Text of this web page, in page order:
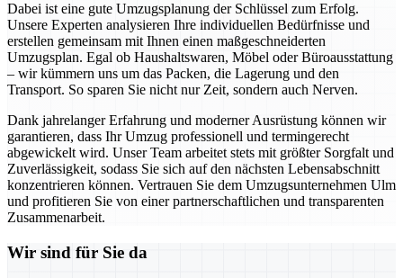
Dabei ist eine gute Umzugsplanung der Schlüssel zum Erfolg.
Unsere Experten analysieren Ihre individuellen Bedürfnisse und
erstellen gemeinsam mit Ihnen einen maßgeschneiderten
Umzugsplan. Egal ob Haushaltswaren, Möbel oder Büroausstattung
– wir kümmern uns um das Packen, die Lagerung und den
Transport. So sparen Sie nicht nur Zeit, sondern auch Nerven.
Dank jahrelanger Erfahrung und moderner Ausrüstung können wir
garantieren, dass Ihr Umzug professionell und termingerecht
abgewickelt wird. Unser Team arbeitet stets mit größter Sorgfalt und
Zuverlässigkeit, sodass Sie sich auf den nächsten Lebensabschnitt
konzentrieren können. Vertrauen Sie dem Umzugsunternehmen Ulm
und profitieren Sie von einer partnerschaftlichen und transparenten
Zusammenarbeit.
Wir sind für Sie da